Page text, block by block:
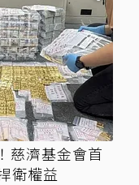
慈濟基金會首
衛權益